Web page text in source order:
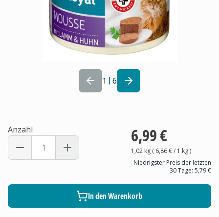
1 6
Anzahl 6,99 €
1,02 kg( 6,86 €/ 1 kg)
Niedrigster Preis der letzten
30 Tage: 5,79 €
In den Warenkorb